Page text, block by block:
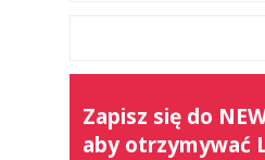
Zapisz się do
aby otrzymywać